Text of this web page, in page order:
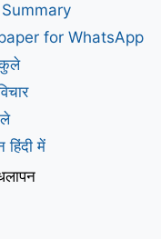
for WhatsApp
में